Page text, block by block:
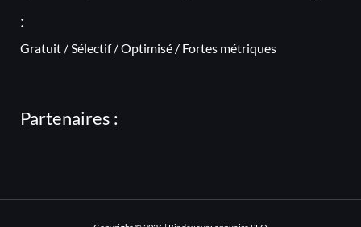
:
Gratuit / Sélectif / Optimisé / Fortes métriques
Partenaires :